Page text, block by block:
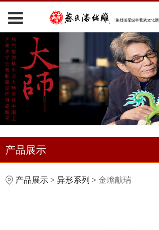
产品展示
金蟾献瑞
产品展示> 异形系列 > 金蟾献瑞